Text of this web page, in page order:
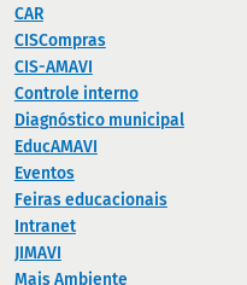
CAR
CISCompras
CIS-AMAVI
Controle interno
Diagnóstico municipal
EducAMAVI
Eventos
Feiras educacionais
Intranet
JIMAVI
Mais Ambiente